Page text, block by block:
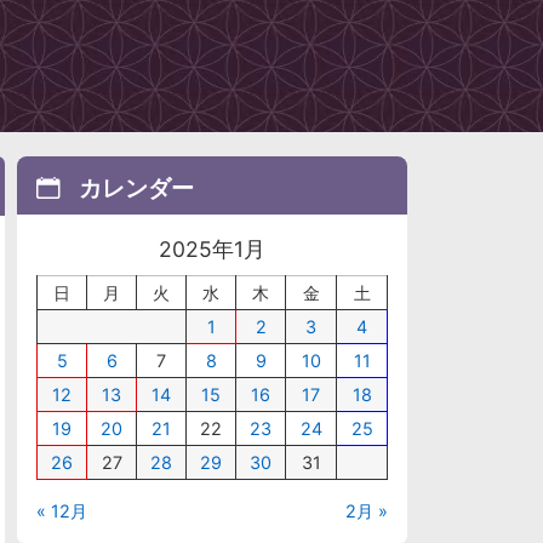
カレンダー
2025年1月
日 月 火 水 木 金
土
1
2 3
4
5
6 7 8 9 10
11
12
13 14 15 16 17
18
19
20 21 22 23 24
25
26
27 28 29 30 31
« 12月 2月 »